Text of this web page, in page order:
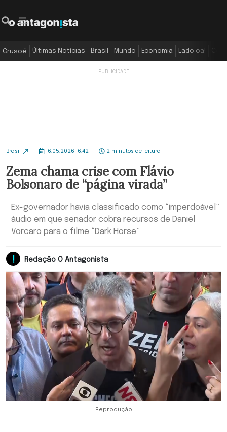
Crusoé Últimas Notícias Brasil Mundo Economia Lado oa!
Brasil 16.05.2026 16:42 2 minutos de leitura
Zema chama crise com Flávio
Bolsonaro de “página virada”
Ex-governador havia classificado como “imperdoável”
áudio em que senador cobra recursos de Daniel
Vorcaro para o filme “Dark Horse”
Redação O Antagonista
Reprodução